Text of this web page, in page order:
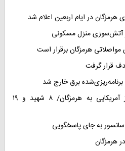
در ایام اربعین اعلام شد
مواصلاتی هرمزگان برقرار است
قرار گرفت
برق خارج شد
ادامه حملات نیروهای متجاوز آمریکایی به هرمزگان/ ۸ شهید و ۱۹
سانسور به جای پاسخگویی